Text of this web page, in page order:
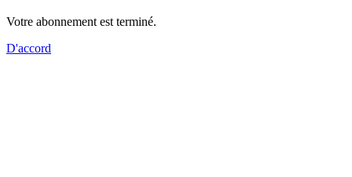
Votre abonnement est terminé.
D'accord